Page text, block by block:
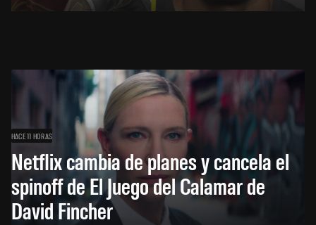
HACE 11 HORAS
Netflix cambia de planes y cancela el
spinoff de El Juego del Calamar de
David Fincher